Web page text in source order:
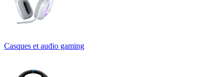
Casques et audio gaming